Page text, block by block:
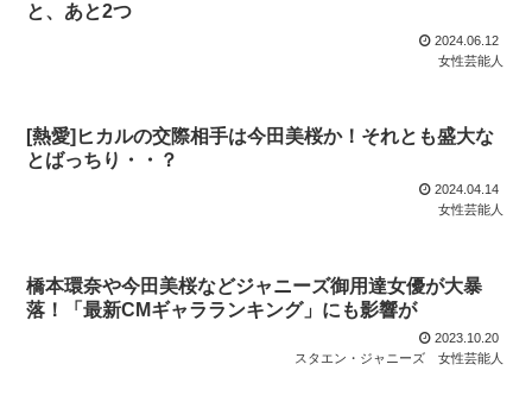
と、あと2つ
2024.06.12
女性芸能人
[熱愛]ヒカルの交際相手は今田美桜か！それとも盛大な
とばっちり・・？
2024.04.14
女性芸能人
橋本環奈や今田美桜などジャニーズ御用達女優が大暴
落！「最新CMギャラランキング」にも影響が
2023.10.20
スタエン・ジャニーズ
女性芸能人